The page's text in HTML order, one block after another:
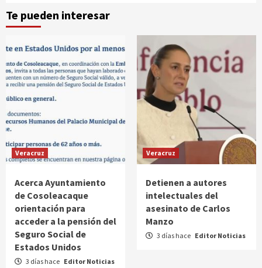
Te pueden interesar
Veracruz
Acerca Ayuntamiento
de Cosoleacaque
orientación para
acceder a la pensión del
Seguro Social de
Estados Unidos
3 días hace Editor Noticias
Veracruz
Detienen a autores
intelectuales del
asesinato de Carlos
Manzo
3 días hace Editor Noticias